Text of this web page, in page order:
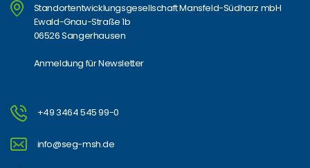
Standortentwicklungsgesellschaft Mansfeld-Südharz mbH
Ewald-Gnau-Straße 1b
06526 Sangerhausen
Anmeldung für Newsletter
+49 3464 545 99-0
info@seg-msh.de